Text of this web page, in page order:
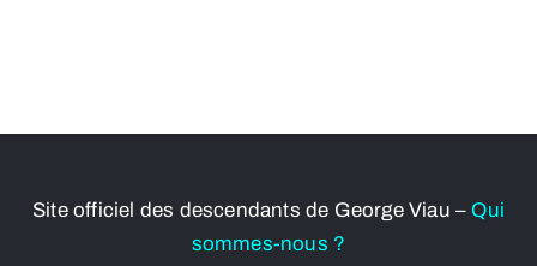
Site officiel des descendants de George Viau – Qui
sommes-nous ?